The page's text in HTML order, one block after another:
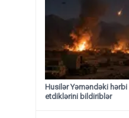
Husilər Yəməndəki
etdiklərini bildiriblər